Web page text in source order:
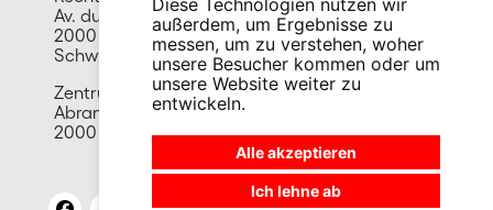
Diese Technologien nutzen wir
außerdem, um Ergebnisse zu
messen, um zu verstehen, woher
unsere Besucher kommen oder um
unsere Website weiter zu
entwickeln.
Alle akzeptieren
Ich lehne ab
Av. du 1er-Mars 26
2000 Neuenburg
Schweiz
Zentrum für Migrationsrecht
Abram-Louis Breguet 1 Straße
2000 Neuenburg